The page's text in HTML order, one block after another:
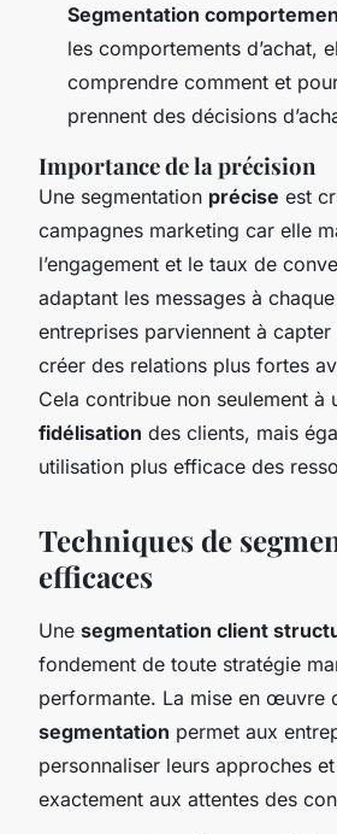
Segmentation
les comportements d’achat,
comprendre comment et
prennent des décisions
Importance de la précision
Une segmentation précise est
campagnes marketing car elle
l’engagement et le taux de
adaptant les messages à
entreprises parviennent à capter
créer des relations plus fortes
Cela contribue non seulement à
fidélisation des clients, mais
utilisation plus efficace des
Techniques de
efficaces
Une segmentation client
fondement de toute stratégie
performante. La mise en œuvre
segmentation permet aux
personnaliser leurs approches
exactement aux attentes des